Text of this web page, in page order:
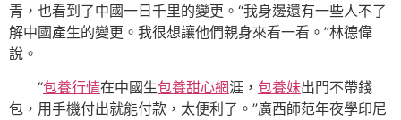
青，也看到了中國一日千里的變更。“我身邊還有一些人不了
解中國產生的變更。我很想讓他們親身來看一看。”林德偉
說。
“包養行情在中國生包養甜心網涯， 包養妹出門不帶錢
包，用手機付出就能付款，太便利了。”廣西師范年夜學印尼